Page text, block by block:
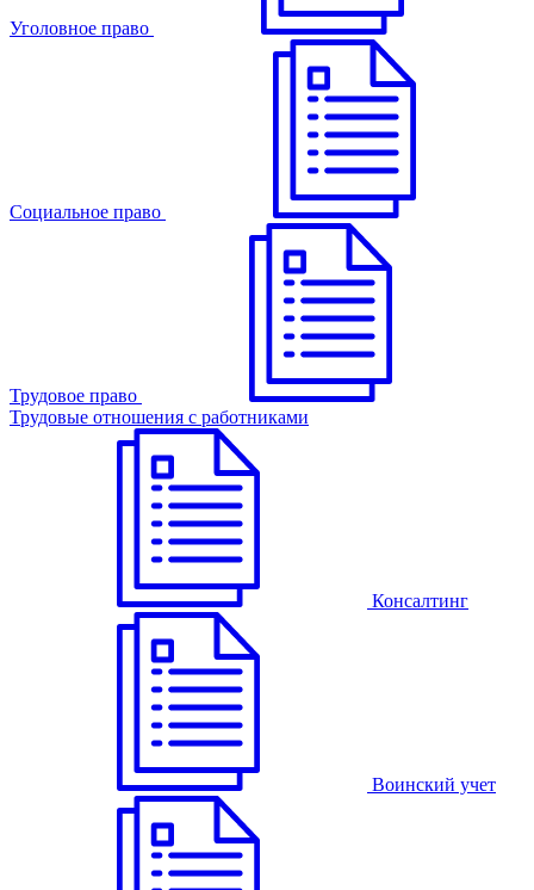
Уголовное право
Cоциальное право
Трудовое право
Трудовые отношения с работниками
Консалтинг
Воинский учет